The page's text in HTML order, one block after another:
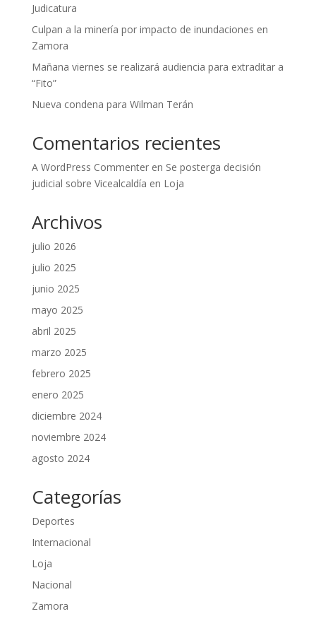
Judicatura
Culpan a la minería por impacto de inundaciones en
Zamora
Mañana viernes se realizará audiencia para extraditar a
“Fito”
Nueva condena para Wilman Terán
Comentarios recientes
A WordPress Commenteren Se posterga decisión
judicial sobre Vicealcaldía en Loja
Archivos
julio 2026
julio 2025
junio 2025
mayo 2025
abril 2025
marzo 2025
febrero 2025
enero 2025
diciembre 2024
noviembre 2024
agosto 2024
Categorías
Deportes
Internacional
Loja
Nacional
Zamora